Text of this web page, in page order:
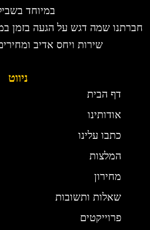
במיוחד
חברתנו שמה דגש על הגעה בזמן
שירות ויחס אדיב
ניווט
דף הבית
אודותינו
כתבו עלינו
המלצות
מחירון
שאלות ותשובות
פרוייקטים